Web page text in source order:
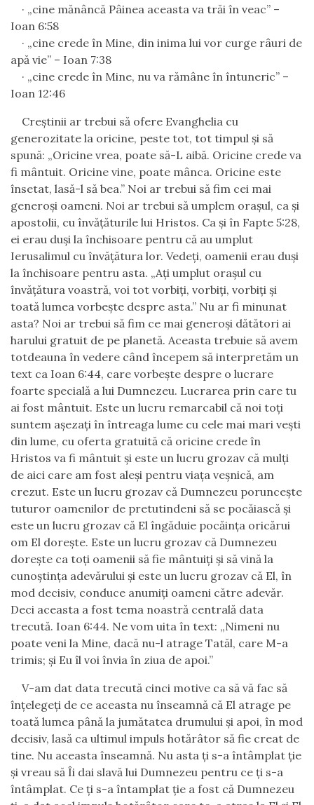
· „cine mănâncă Pâinea aceasta va trăi în veac” –
Ioan 6:58
· „cine crede în Mine, din inima lui vor curge râuri de
apă vie” – Ioan 7:38
· „cine crede în Mine, nu va rămâne în întuneric” –
Ioan 12:46
Creştinii ar trebui să ofere Evanghelia cu
generozitate la oricine, peste tot, tot timpul şi să
spună: „Oricine vrea, poate să-L aibă. Oricine crede va
fi mântuit. Oricine vine, poate mânca. Oricine este
însetat, lasă-l să bea.” Noi ar trebui să fim cei mai
generoşi oameni. Noi ar trebui să umplem oraşul, ca şi
apostolii, cu învăţăturile lui Hristos. Ca şi în Fapte 5:28,
ei erau duşi la închisoare pentru că au umplut
Ierusalimul cu învăţătura lor. Vedeţi, oamenii erau duşi
la închisoare pentru asta. „Aţi umplut oraşul cu
învăţătura voastră, voi tot vorbiţi, vorbiţi, vorbiţi şi
toată lumea vorbeşte despre asta.” Nu ar fi minunat
asta? Noi ar trebui să fim ce mai generoşi dătători ai
harului gratuit de pe planetă. Aceasta trebuie să avem
totdeauna în vedere când începem să interpretăm un
text ca Ioan 6:44, care vorbeşte despre o lucrare
foarte specială a lui Dumnezeu. Lucrarea prin care tu
ai fost mântuit. Este un lucru remarcabil că noi toţi
suntem aşezaţi în întreaga lume cu cele mai mari veşti
din lume, cu oferta gratuită că oricine crede în
Hristos va fi mântuit şi este un lucru grozav că mulţi
de aici care am fost aleşi pentru viaţa veşnică, am
crezut. Este un lucru grozav că Dumnezeu porunceşte
tuturor oamenilor de pretutindeni să se pocăiască şi
este un lucru grozav că El îngăduie pocăinţa oricărui
om El doreşte. Este un lucru grozav că Dumnezeu
doreşte ca toţi oamenii să fie mântuiţi şi să vină la
cunoştinţa adevărului şi este un lucru grozav că El, în
mod decisiv, conduce anumiţi oameni către adevăr.
Deci aceasta a fost tema noastră centrală data
trecută. Ioan 6:44. Ne vom uita în text: „Nimeni nu
poate veni la Mine, dacă nu-l atrage Tatăl, care M-a
trimis; şi Eu îl voi învia în ziua de apoi.”
V-am dat data trecută cinci motive ca să vă fac să
înţelegeţi de ce aceasta nu înseamnă că El atrage pe
toată lumea până la jumătatea drumului şi apoi, în mod
decisiv, lasă ca ultimul impuls hotărâtor să fie creat de
tine. Nu aceasta înseamnă. Nu asta ţi s-a întâmplat ţie
şi vreau să Îi dai slavă lui Dumnezeu pentru ce ţi s-a
întâmplat. Ce ţi s-a întamplat ţie a fost că Dumnezeu